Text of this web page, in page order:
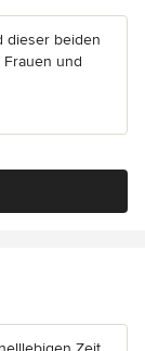
dieser beiden
und